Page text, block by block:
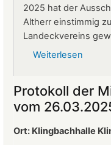
2025 hat der
Altherr einstimmig
Landeckvereins
Weiterlesen
ist
neuer
1.
Protokoll der
vom
Ort: Klingbachhalle